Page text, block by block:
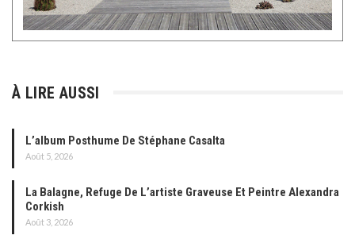
À LIRE AUSSI
L’album Posthume De Stéphane Casalta
Août 5, 2026
La Balagne, Refuge De L’artiste Graveuse Et Peintre Alexandra
Corkish
Août 3, 2026